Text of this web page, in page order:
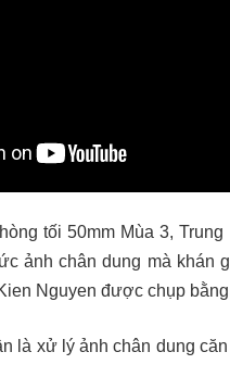
tối 50mm Mùa 3,
ảnh chân dung mà khán
Nguyen được chụp bằng
là xử lý ảnh chân dung